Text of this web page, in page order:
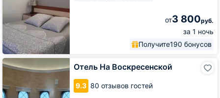
от3 800руб.
за 1 ночь
Получите190 бонусов
Отель На Воскресенской
9.3 80 отзывов гостей
Отель
На